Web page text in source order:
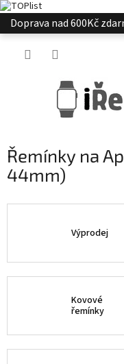
Přejít
na
Doprava nad 600Kč
Řemínky na
44mm)
Výprodej
Kovové
řemínky